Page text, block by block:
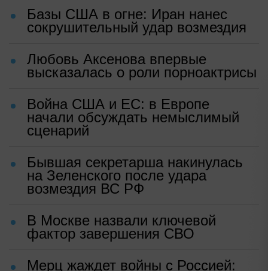
Базы США в огне: Иран нанес
сокрушительный удар возмездия
Любовь Аксенова впервые
высказалась о роли порноактрисы
Война США и ЕС: в Европе
начали обсуждать немыслимый
сценарий
Бывшая секретарша накинулась
на Зеленского после удара
возмездия ВС РФ
В Москве назвали ключевой
фактор завершения СВО
Мерц жаждет войны с Россией: